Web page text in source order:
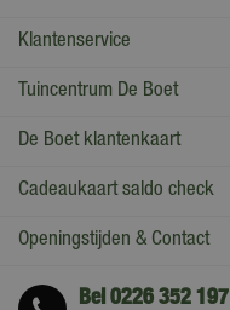
Klantenservice
Tuincentrum De Boet
De Boet klantenkaart
Cadeaukaart saldo check
Openingstijden & Contact
Bel0226 352 197